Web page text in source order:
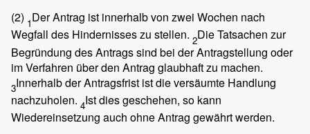
(2) 1Der Antrag ist innerhalb von zwei Wochen nach
Wegfall des Hindernisses zu stellen. 2Die Tatsachen zur
Begründung des Antrags sind bei der Antragstellung oder
im Verfahren über den Antrag glaubhaft zu machen.
3Innerhalb der Antragsfrist ist die versäumte Handlung
nachzuholen. 4Ist dies geschehen, so kann
Wiedereinsetzung auch ohne Antrag gewährt werden.